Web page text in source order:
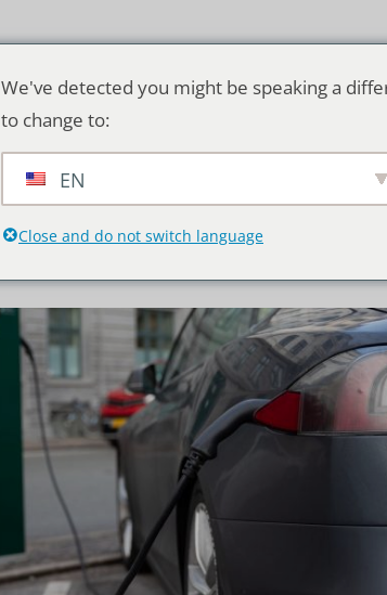
DEUTSCHLAND & WELT
We've detected you might be speaking a
to change to:
EN
Close and do not switch language